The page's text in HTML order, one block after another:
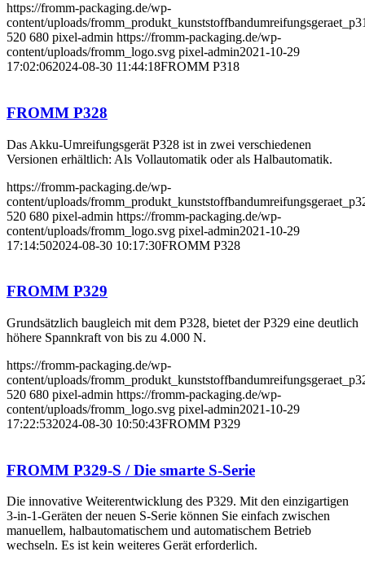
https://fromm-packaging.de/wp-
content/uploads/
520 680 pixel-admin https://fromm-packaging.de/wp-
content/uploads/fromm_logo.svg pixel-admin2021-10-29
17:02:062024-08-30 11:44:18FROMM P318
FROMM P328
Das Akku-Umreifungsgerät P328 ist in zwei verschiedenen
Versionen erhältlich: Als Vollautomatik oder als Halbautomatik.
https://fromm-packaging.de/wp-
content/uploads/
520 680 pixel-admin https://fromm-packaging.de/wp-
content/uploads/fromm_logo.svg pixel-admin2021-10-29
17:14:502024-08-30 10:17:30FROMM P328
FROMM P329
Grundsätzlich baugleich mit dem P328, bietet der P329 eine deutlich
höhere Spannkraft von bis zu 4.000 N.
https://fromm-packaging.de/wp-
content/uploads/
520 680 pixel-admin https://fromm-packaging.de/wp-
content/uploads/fromm_logo.svg pixel-admin2021-10-29
17:22:532024-08-30 10:50:43FROMM P329
FROMM P329-S / Die smarte S-Serie
Die innovative Weiterentwicklung des P329. Mit den einzigartigen
3-in-1-Geräten der neuen S-Serie können Sie einfach zwischen
manuellem, halbautomatischem und automatischem Betrieb
wechseln. Es ist kein weiteres Gerät erforderlich.